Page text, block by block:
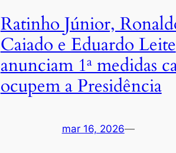
Ratinho Júnior,
Caiado e Eduardo Leite
anunciam 1ª medidas
ocupem a Presidência
mar 16, 2026—